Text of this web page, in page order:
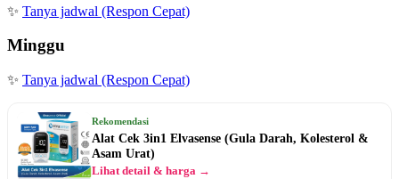
✨ Tanya jadwal (Respon Cepat)
Minggu
✨ Tanya jadwal (Respon Cepat)
Rekomendasi
Alat Cek 3in1 Elvasense (Gula Darah, Kolesterol &
Asam Urat)
Lihat detail & harga →